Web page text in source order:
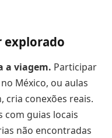
explorado
a viagem. Participar
México, ou aulas
cria conexões reais.
com guias locais
não encontradas